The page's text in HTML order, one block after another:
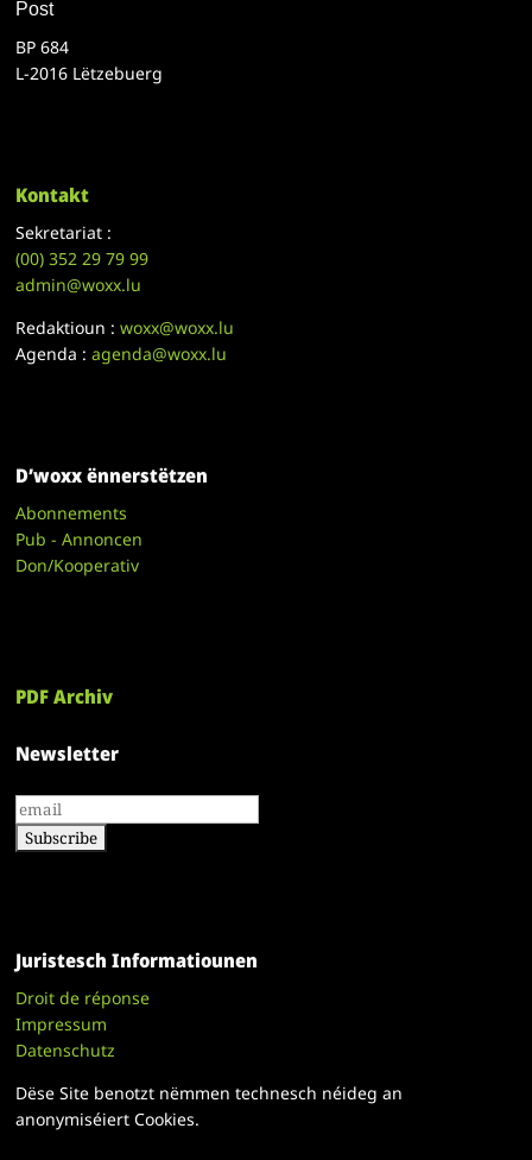
Post
BP 684
L-2016 Lëtzebuerg
Kontakt
Sekretariat :
(00)352 29 79 99
admin@woxx.lu
Redaktioun :woxx@woxx.lu
Agenda :agenda@woxx.lu
D’woxx ënnerstëtzen
Abonnements
Pub - Annoncen
Don/Kooperativ
PDF Archiv
Newsletter
Juristesch Informatiounen
Droit de réponse
Impressum
Datenschutz
Dëse Site benotzt nëmmen technesch néideg an
anonymiséiert Cookies.